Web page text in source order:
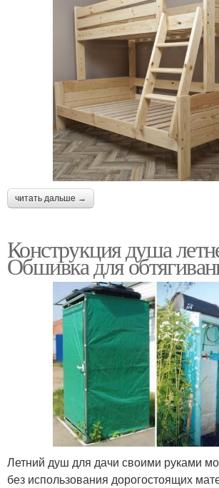
читать дальше →
Конструкция душа
Обшивка для
Летний душ для дачи своими руками
без использования дорогостоящих